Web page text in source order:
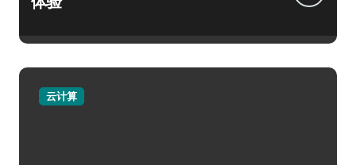
云计算